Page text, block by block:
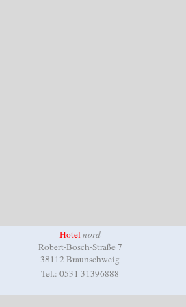
Hotelnord
Robert-Bosch-Straße 7
38112 Braunschweig
Tel.: 0531 31396888